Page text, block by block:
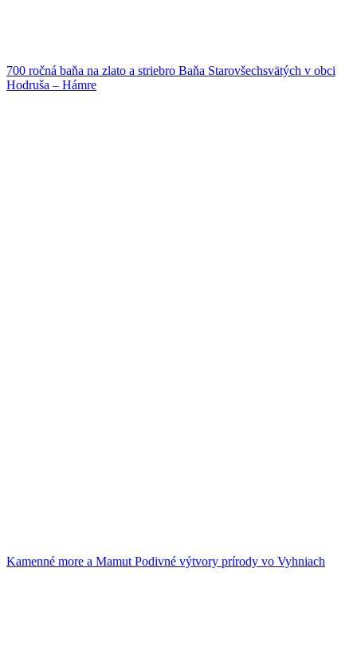
700 ročná baňa na zlato a striebro Baňa Starovšechsvätých v obci
Hodruša – Hámre
Kamenné more a Mamut Podivné výtvory prírody vo Vyhniach